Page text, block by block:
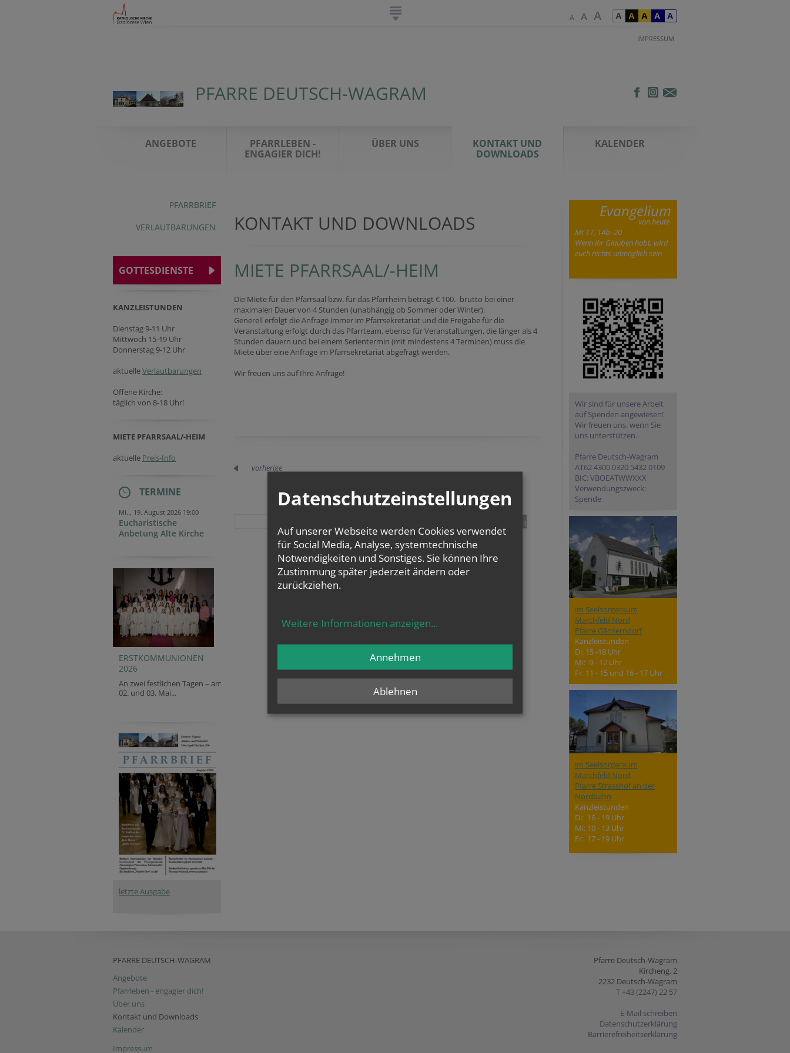
IMPRESSUM
PFARRE DEUTSCH-WAGRAM
ANGEBOTE
PFARRLEBEN -
ENGAGIER DICH!
ÜBER UNS
KONTAKT UND
DOWNLOADS
KALENDER
PFARRBRIEF
VERLAUTBARUNGEN
GOTTESDIENSTE
KANZLEISTUNDEN
Dienstag 9-11 Uhr
Mittwoch 15-19 Uhr
Donnerstag 9-12 Uhr
aktuelleVerlautbarungen
Offene Kirche:
täglich von 8-18 Uhr!
MIETE PFARRSAAL/-HEIM
aktuelle Preis-Info
TERMINE
Mi.., 19. August 2026 19:00
Eucharistische
Anbetung Alte Kirche
ERSTKOMMUNIONEN
2026
An zwei festlichen Tagen – am
02. und 03. Mai...
letzte Ausgabe
KONTAKT UND DOWNLOADS
MIETE PFARRSAAL/-HEIM
Die Miete für den Pfarrsaal bzw. für das Pfarrheim beträgt € 100.- brutto bei einer
maximalen Dauer von 4 Stunden (unabhängig ob Sommer oder Winter).
Generell erfolgt die Anfrage immer im Pfarrsekretariat und die Freigabe für die
Veranstaltung erfolgt durch das Pfarrteam, ebenso für Veranstaltungen, die länger als 4
Stunden dauern und bei einem Serientermin (mit mindestens 4 Terminen) muss die
Miete über eine Anfrage im Pfarrsekretariat abgefragt werden.
Wir freuen uns auf Ihre Anfrage!
vorherige
pin it
Evangelium
von heute
Mt 17, 14b–20
Wenn ihr Glauben habt, wird
euch nichts unmöglich sein
Wir sind für unsere Arbeit
auf Spenden angewiesen!
Wir freuen uns, wenn Sie
uns unterstützen.
Pfarre Deutsch-Wagram
AT62 4300 0320 5432 0109
BIC: VBOEATWWXXX
Verwendungszweck:
Spende
im Seelsorgeraum
Marchfeld Nord
Pfarre Gänserndorf
Kanzleistunden
Di: 15 -18 Uhr
Mi: 9 - 12 Uhr
Fr: 11 - 15 und 16 - 17 Uhr
im Seelsorgeraum
Marchfeld Nord
Pfarre Strasshof an der
Nordbahn
Kanzleistunden
Di: 16 - 19 Uhr
Mi: 10 - 13 Uhr
Fr: 17 - 19 Uhr
PFARRE DEUTSCH-WAGRAM
Angebote
Pfarrleben - engagier dich!
Über uns
Kontakt und Downloads
Kalender
Impressum
Pfarre Deutsch-Wagram
Kircheng. 2
2232 Deutsch-Wagram
T +43 (2247) 22 57
E-Mail schreiben
Datenschutzerklärung
Barrierefreiheitserklärung
Datenschutzeinstellungen
Auf unserer Webseite werden Cookies verwendet
für Social Media, Analyse, systemtechnische
Notwendigkeiten und Sonstiges. Sie können Ihre
Zustimmung später jederzeit ändern oder
zurückziehen.
Weitere Informationen anzeigen...
Ablehnen
Annehmen